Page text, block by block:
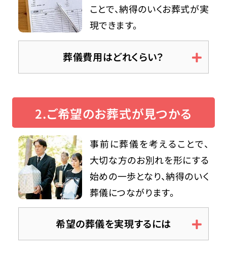
ことで、納得のいくお葬式が実
現できます。
葬儀費用はどれくらい？
2.ご希望のお葬式が見つかる
事前に葬儀を考えることで、
大切な方のお別れを形にする
始めの一歩となり、納得のいく
葬儀につながります。
希望の葬儀を実現するには